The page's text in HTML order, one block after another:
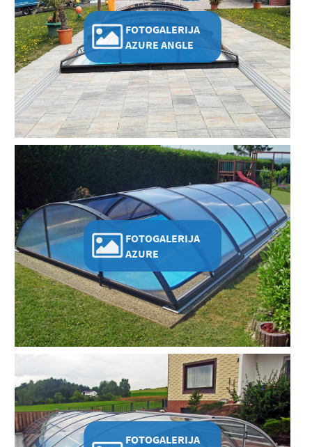
FOTOGALERIJA
AZURE ANGLE
FOTOGALERIJA
AZURE
FOTOGALERIJA